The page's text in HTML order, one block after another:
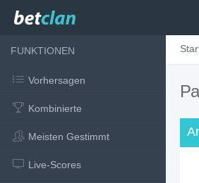
FUNKTIONEN
Vorhersagen
Kombinierte
Meisten Gestimmt
Live-Scores